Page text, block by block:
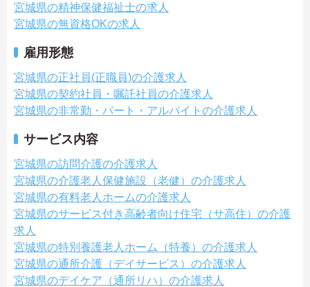
宮城県の精神保健福祉士の求人
宮城県の無資格OKの求人
雇用形態
宮城県の正社員(正職員)の介護求人
宮城県の契約社員・嘱託社員の介護求人
宮城県の非常勤・パート・アルバイトの介護求人
サービス内容
宮城県の訪問介護の介護求人
宮城県の介護老人保健施設（老健）の介護求人
宮城県の有料老人ホームの介護求人
宮城県のサービス付き高齢者向け住宅（サ高住）の介護
求人
宮城県の特別養護老人ホーム（特養）の介護求人
宮城県の通所介護（デイサービス）の介護求人
宮城県のデイケア（通所リハ）の介護求人